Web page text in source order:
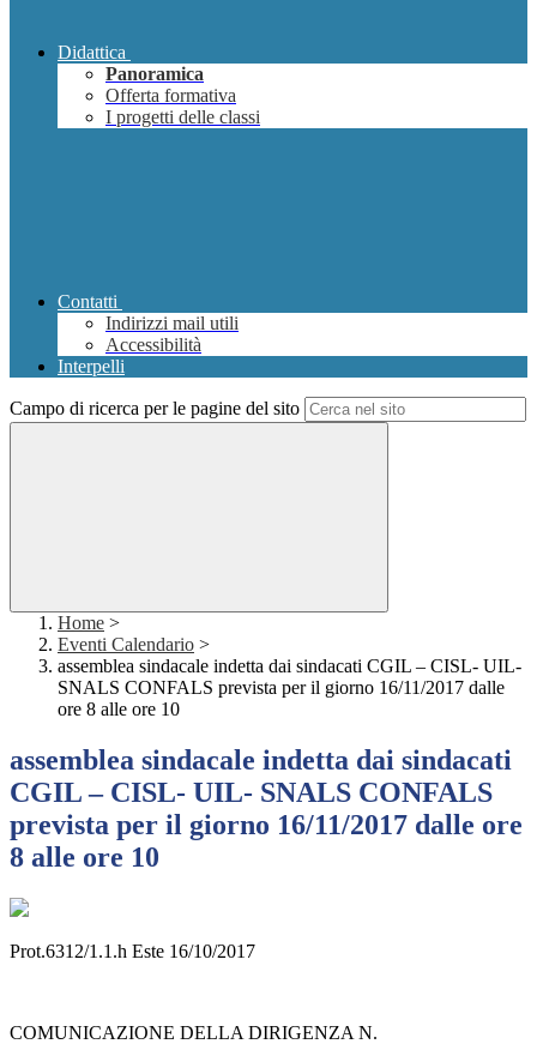
Didattica
Panoramica
Offerta formativa
I progetti delle classi
Contatti
Indirizzi mail utili
Accessibilità
Interpelli
Campo di ricerca per le pagine del sito
Home >
Eventi Calendario >
assemblea sindacale indetta dai sindacati CGIL – CISL- UIL-
SNALS CONFALS prevista per il giorno 16/11/2017 dalle
ore 8 alle ore 10
assemblea sindacale indetta dai sindacati
CGIL – CISL- UIL- SNALS CONFALS
prevista per il giorno 16/11/2017 dalle ore
8 alle ore 10
Prot.6312/1.1.h Este 16/10/2017
COMUNICAZIONE DELLA DIRIGENZA N.